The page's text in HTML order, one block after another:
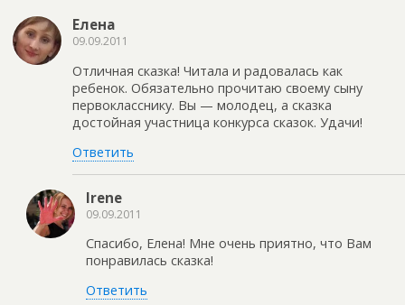
Eлена
09.09.2011
Отличная сказка! Читала и радовалась как
ребенок. Обязательно прочитаю своему сыну
первокласснику. Вы — молодец, а сказка
достойная участница конкурса сказок. Удачи!
Ответить
Irene
09.09.2011
Спасибо, Елена! Мне очень приятно, что Вам
понравилась сказка!
Ответить